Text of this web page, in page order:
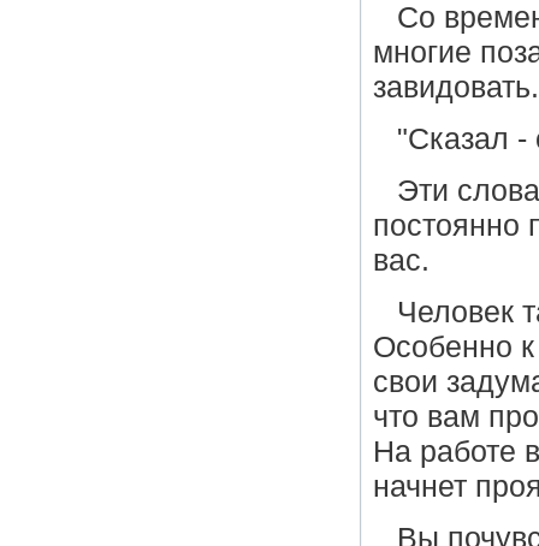
Со
многие
завидовать.
"Сказал -
Эти
постоянно
вас.
Человек
Особенно
свои
что вам
На работе
начнет
Вы